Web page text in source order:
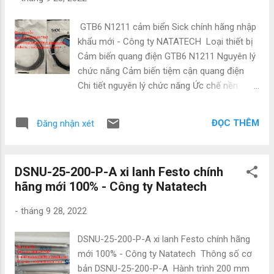
2 điểm Chức năng đầu ra Chuyển đổi sáng /
tối CÔNG TY TNHH NATATECH Địa chỉ: 72
Đường 16 , Khu trung tâm hành chính , P.An
Bình , Dĩ An , Bình Dương Đt/Zalo:
0886.497.585 Email: natatech006@gmail.com
Website: tudonghoacn.com -
natatech.com.vn Các sản phẩm tương tự :
WB92141152ZZZZ, KTS-WB91241152ZZZZ,
KTS-WB41141142ZZZZ KTS-
WB94141152ZZZZ 1046316 CLV5...
GTB6 N1211 cảm biển Sick chính hãng nhập
khẩu mới - Công ty NATATECH Loại thiết bị
Cảm biến quang điện GTB6 N1211 Nguyên lý
chức năng Cảm biến tiệm cận quang điện
Chi tiết nguyên lý chức năng Ức chế nền
phân cực Không Chùm tia phát ra Nguồn
sáng (khoảng cách) Ø 6 mm (100 mm) Các
số liệu LED chính Chiều dài sóng 650 nm
TY TNHH NATATECH Địa chỉ: 72 Đường 16 ,
Bình Dương Đt/Zalo: 0886.497.585 Email:
natatech006@gmail.com Website:
Đăng nhận xét ĐỌC THÊM
DSNU-25-200-P-A xi lanh Festo chính
hãng mới 100% - Công ty Natatech
- tháng 9 28, 2022
DSNU-25-200-P-A xi lanh Festo chính hãng
mới 100% - Công ty Natatech Thông số cơ
bản DSNU-25-200-P-A Hành trình 200 mm